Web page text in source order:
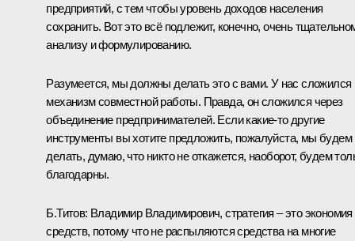
предприятий, с тем чтобы уровень доходов населения
сохранить. Вот это всё подлежит, конечно, очень
анализу и формулированию.
Разумеется, мы должны делать это с вами. У нас сложился
механизм совместной работы. Правда, он сложился через
объединение предпринимателей. Если какие‑то другие
инструменты вы хотите предложить, пожалуйста, мы будем
делать, думаю, что никто не откажется, наоборот, будем
благодарны.
Б.Титов: Владимир Владимирович, стратегия – это экономия
средств, потому что не распыляются средства на многие